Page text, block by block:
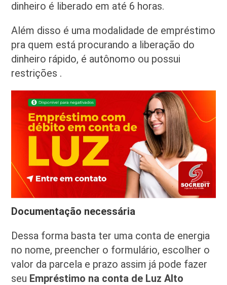
dinheiro é liberado em até 6 horas.
Além disso é uma modalidade de empréstimo
pra quem está procurando a liberação do
dinheiro rápido, é autônomo ou possui
restrições .
Documentação necessária
Dessa forma basta ter uma conta de energia
no nome, preencher o formulário, escolher o
valor da parcela e prazo assim já pode fazer
seu Empréstimo na conta de Luz Alto